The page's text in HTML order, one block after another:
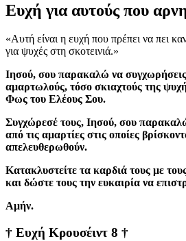
Ευχή για αυτούς που
«Αυτή είναι η ευχή που πρέπει να πει
για ψυχές στη σκοτεινιά.»
Ιησού, σου παρακαλώ να
αμαρτωλούς, τόσο σκιαχτούς της
Φως του Ελέους Σου.
Συγχώρεσέ τους, Ιησού, σου
από τις αμαρτίες στις οποίες
απελευθερωθούν.
Κατακλυστείτε τα καρδιά τους με
και δώστε τους την ευκαιρία να
Aμήν.
† Ευχή Κρουσέιντ 8 †